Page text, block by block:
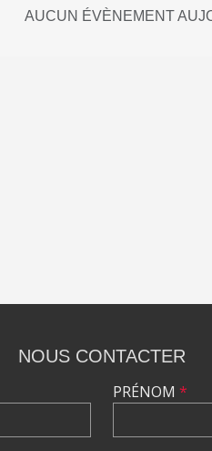
AUCUN ÉVÈNEMENT
NOUS CONTACTER
PRÉNOM *